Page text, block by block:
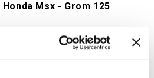
Msx - Grom 125